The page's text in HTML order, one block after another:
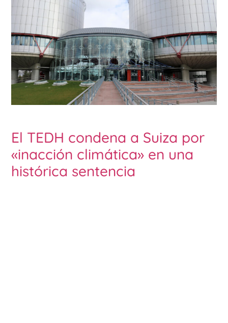
El TEDH condena a Suiza por
«inacción climática» en una
histórica sentencia